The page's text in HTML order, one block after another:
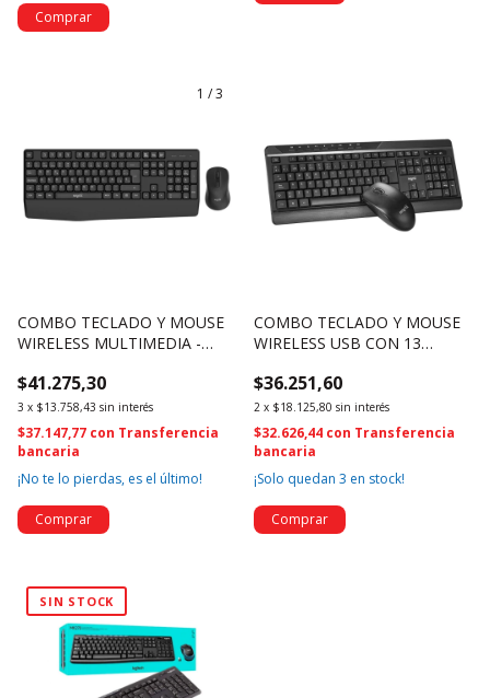
1 /3
COMBO TECLADO Y MOUSE
WIRELESS MULTIMEDIA -
$41.275,30
3 x $13.758,43 sin interés
$37.147,77 con Transferencia
bancaria
¡No te lo pierdas, es el último!
COMBO TECLADO Y MOUSE
WIRELESS USB CON 13
NSWI34CO (4632)
$36.251,60
2 x $18.125,80 sin interés
$32.626,44 con Transferencia
bancaria
¡Solo quedan 3 en stock!
SIN STOCK